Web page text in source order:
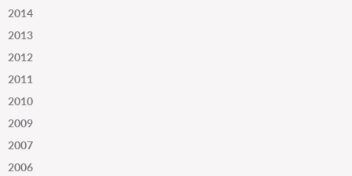
2014
2013
2012
2011
2010
2009
2007
2006